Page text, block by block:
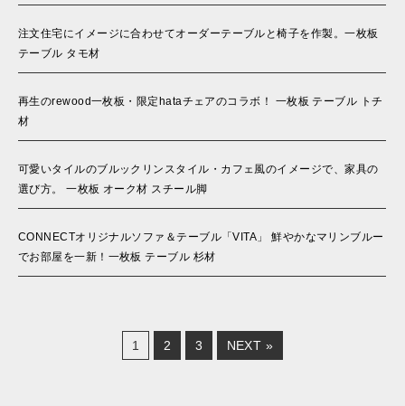
注文住宅にイメージに合わせてオーダーテーブルと椅子を作製。一枚板
テーブル タモ材
再生のrewood一枚板・限定hataチェアのコラボ！ 一枚板 テーブル トチ
材
可愛いタイルのブルックリンスタイル・カフェ風のイメージで、家具の
選び方。 一枚板 オーク材 スチール脚
CONNECTオリジナルソファ＆テーブル「VITA」 鮮やかなマリンブルー
でお部屋を一新！一枚板 テーブル 杉材
1 2 3 NEXT »